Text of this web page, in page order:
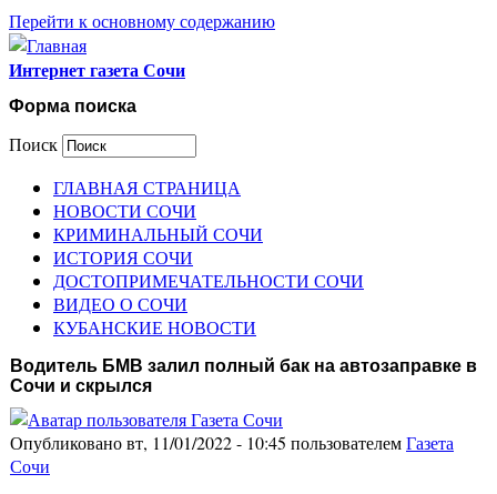
Перейти к основному содержанию
Интернет газета Сочи
Форма поиска
Поиск
ГЛАВНАЯ СТРАНИЦА
НОВОСТИ СОЧИ
КРИМИНАЛЬНЫЙ СОЧИ
ИСТОРИЯ СОЧИ
ДОСТОПРИМЕЧАТЕЛЬНОСТИ СОЧИ
ВИДЕО О СОЧИ
КУБАНСКИЕ НОВОСТИ
Водитель БМВ залил полный бак на автозаправке в
Сочи и скрылся
Опубликовано вт, 11/01/2022 - 10:45 пользователемГазета
Сочи